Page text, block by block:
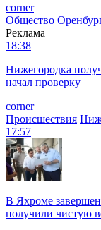
corner
Общество
Реклама
18:38
Нижегородка
начал проверку
corner
Происшествия
17:57
В Яхроме
получили чистую